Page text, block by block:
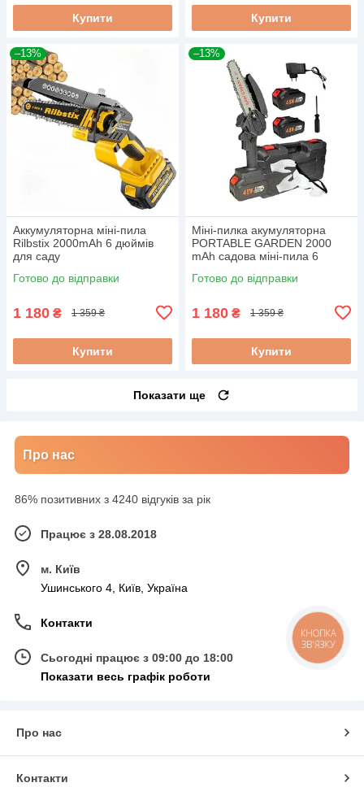
Купити Купити
–13%
Аккумуляторна міні-пила
Rilbstix 2000mAh 6 дюймів
для саду
Готово до відправки
1 180 ₴ 1 359 ₴
Купити
–13%
Міні-пилка акумуляторна
PORTABLE GARDEN 2000
mAh садова міні-пила 6
Готово до відправки
1 180 ₴ 1 359 ₴
Купити
Показати ще
Про нас
86% позитивних з 4240 відгуків за рік
Працює з 28.08.2018
м. Київ
Ушинського 4, Київ, Україна
Контакти
Сьогодні працює з 09:00 до 18:00
Показати весь графік роботи
Про нас
Контакти
КНОПКА
ЗВ'ЯЗКУ